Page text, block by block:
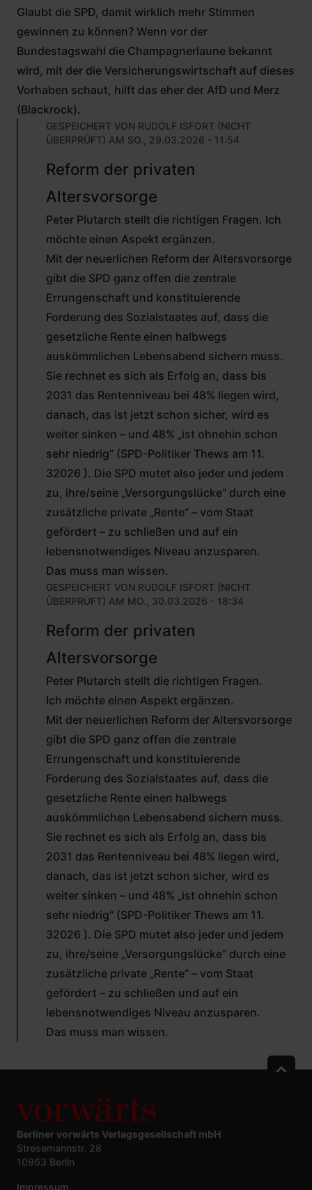
Glaubt die SPD, damit wirklich mehr Stimmen
gewinnen zu können? Wenn vor der
Bundestagswahl die Champagnerlaune bekannt
wird, mit der die Versicherungswirtschaft auf dieses
Vorhaben schaut, hilft das eher der AfD und Merz
(Blackrock).
GESPEICHERT VON RUDOLF ISFORT (NICHT
ÜBERPRÜFT) AM SO., 29.03.2026 - 11:54
AUF
PETER
(NICHT
ÜBERPRÜFT)
Reform der privaten
Altersvorsorge
Peter Plutarch stellt die richtigen Fragen. Ich
möchte einen Aspekt ergänzen.
Mit der neuerlichen Reform der Altersvorsorge
gibt die SPD ganz offen die zentrale
Errungenschaft und konstituierende
Forderung des Sozialstaates auf, dass die
gesetzliche Rente einen halbwegs
auskömmlichen Lebensabend sichern muss.
Sie rechnet es sich als Erfolg an, dass bis
2031 das Rentenniveau bei 48% liegen wird,
danach, das ist jetzt schon sicher, wird es
weiter sinken – und 48% „ist ohnehin schon
sehr niedrig“ (SPD-Politiker Thews am 11.
32026 ). Die SPD mutet also jeder und jedem
zu, ihre/seine „Versorgungslücke“ durch eine
zusätzliche private „Rente“ – vom Staat
gefördert – zu schließen und auf ein
lebensnotwendiges Niveau anzusparen.
Das muss man wissen.
GESPEICHERT VON RUDOLF ISFORT (NICHT
ÜBERPRÜFT) AM MO., 30.03.2026 - 18:34
AUF
PETER
(NICHT
ÜBERPRÜFT)
Reform der privaten
Altersvorsorge
Peter Plutarch stellt die richtigen Fragen.
Ich möchte einen Aspekt ergänzen.
Mit der neuerlichen Reform der Altersvorsorge
gibt die SPD ganz offen die zentrale
Errungenschaft und konstituierende
Forderung des Sozialstaates auf, dass die
gesetzliche Rente einen halbwegs
auskömmlichen Lebensabend sichern muss.
Sie rechnet es sich als Erfolg an, dass bis
2031 das Rentenniveau bei 48% liegen wird,
danach, das ist jetzt schon sicher, wird es
weiter sinken – und 48% „ist ohnehin schon
sehr niedrig“ (SPD-Politiker Thews am 11.
32026 ). Die SPD mutet also jeder und jedem
zu, ihre/seine „Versorgungslücke“ durch eine
zusätzliche private „Rente“ – vom Staat
gefördert – zu schließen und auf ein
lebensnotwendiges Niveau anzusparen.
Das muss man wissen.
Berliner vorwärts Verlagsgesellschaft mbH
Stresemannstr. 28
10963 Berlin
Impressum